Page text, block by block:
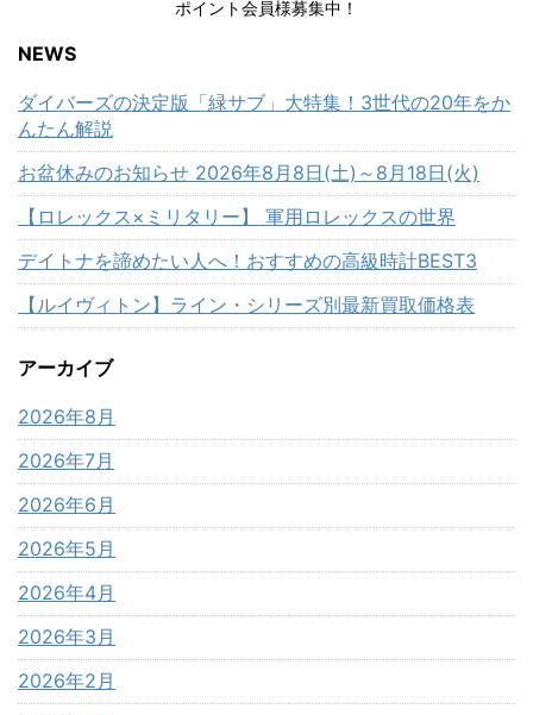
ポイント会員様募集中！
NEWS
ダイバーズの決定版「緑サブ」大特集！3世代の20年をか
んたん解説
お盆休みのお知らせ 2026年8月8日(土)～8月18日(火)
【ロレックス×ミリタリー】 軍用ロレックスの世界
デイトナを諦めたい人へ！おすすめの高級時計BEST3
【ルイヴィトン】ライン・シリーズ別最新買取価格表
アーカイブ
2026年8月
2026年7月
2026年6月
2026年5月
2026年4月
2026年3月
2026年2月